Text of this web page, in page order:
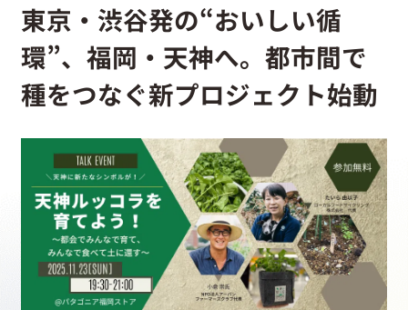
グループの仕組み
フェロー紹介
採用情報
東京・渋谷発の“おいしい循
環”、福岡・天神へ。都市間で
種をつなぐ新プロジェクト始動